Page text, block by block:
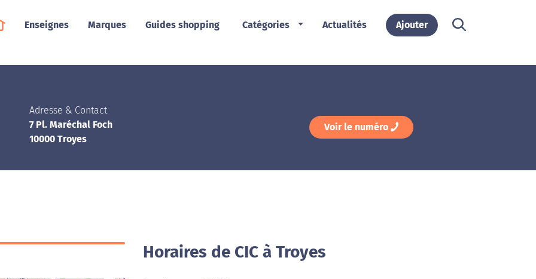
Enseignes Marques Guides shopping Catégories Actualités Ajouter
Adresse & Contact
7 Pl. Maréchal Foch
10000 Troyes
Voir le numéro
Horaires de CIC à Troyes